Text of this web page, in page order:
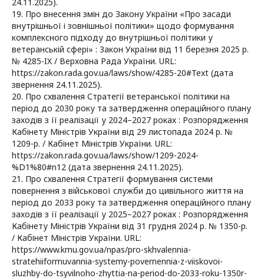
19. Про внесення змін до Закону України «Про засади
внутрішньої і зовнішньої політики» щодо формування
комплексного підходу до внутрішньої політики у
ветеранській сфері» : Закон України від 11 березня 2025 р.
№ 4285-IX / Верховна Рада України. URL:
https://zakon.rada.gov.ua/laws/show/4285-20#Text (дата
звернення 24.11.2025).
20. Про схвалення Стратегії ветеранської політики на
період до 2030 року та затвердження операційного плану
заходів з її реалізації у 2024–2027 роках : Розпорядження
Кабінету Міністрів України від 29 листопада 2024 р. №
1209-р. / Кабінет Міністрів України. URL:
https://zakon.rada.gov.ua/laws/show/1209-2024-
%D1%80#n12 (дата звернення 24.11.2025).
21. Про схвалення Стратегії формування системи
повернення з військової служби до цивільного життя на
період до 2033 року та затвердження операційного плану
заходів з її реалізації у 2025–2027 роках : Розпорядження
Кабінету Міністрів України від 31 грудня 2024 р. № 1350-р.
/ Кабінет Міністрів України. URL:
https://www.kmu.gov.ua/npas/pro-skhvalennia-
stratehiiformuvannia-systemy-povernennia-z-viiskovoi-
sluzhby-do-tsyvilnoho-zhyttia-na-period-do-2033-roku-1350r-